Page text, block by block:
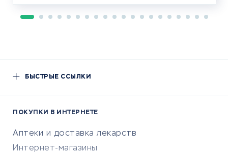
БЫСТРЫЕ ССЫЛКИ
ПОКУПКИ В ИНТЕРНЕТЕ
Аптеки и доставка лекарств
Интернет-магазины